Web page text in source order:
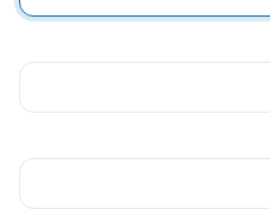
Select the fields to be shown.